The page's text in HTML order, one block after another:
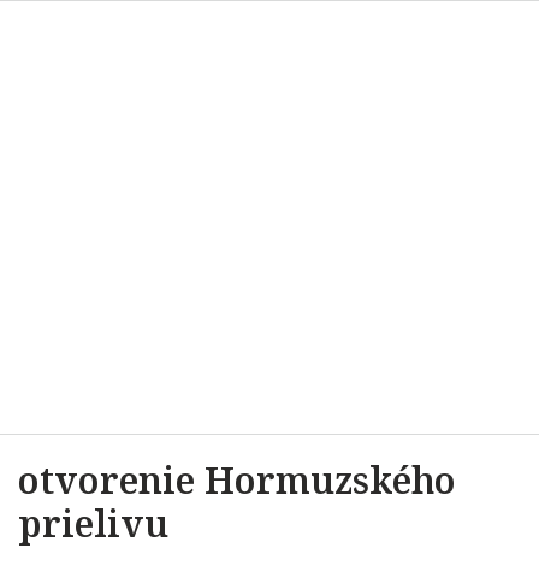
otvorenie Hormuzského
prielivu